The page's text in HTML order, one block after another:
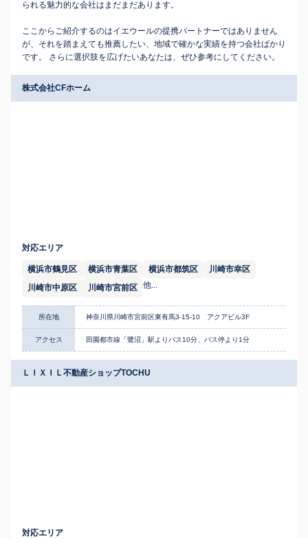
られる魅力的な会社はまだまだあります。
ここからご紹介するのはイエウールの提携パートナーではありません
が、それを踏まえても推薦したい、地域で確かな実績を持つ会社ばかり
です。 さらに選択肢を広げたいあなたは、ぜひ参考にしてください。
株式会社CFホーム
対応エリア
横浜市鶴見区 横浜市青葉区 横浜市都筑区
川崎市幸区
川崎市中原区
川崎市宮前区 他...
所在地 神奈川県川崎市宮前区東有馬3-15-10 アクアビル3F
アクセス 田園都市線「鷺沼」駅よりバス10分、バス停より1分
ＬＩＸＩＬ不動産ショップTOCHU
対応エリア